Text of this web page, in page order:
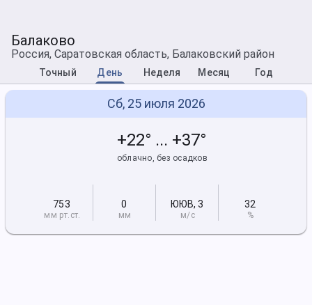
Балаково
Россия, Саратовская область, Балаковский район
Точный День Неделя Месяц Год
Сб, 25 июля 2026
+22° ... +37°
облачно, без осадков
753
мм рт.ст.
0
мм
ЮЮВ,3
м/с
32
%